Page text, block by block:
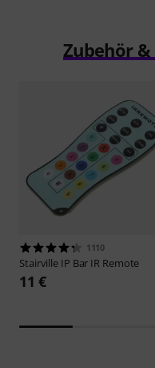
Zubehör
1110
Stairville IP Bar IR Remote
11 €